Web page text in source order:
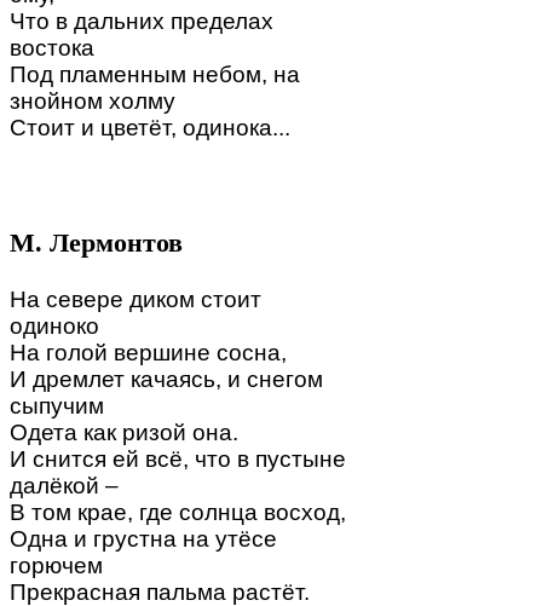
Что в дальних пределах
востока
Под пламенным небом, на
знойном холму
Стоит и цветёт, одинока...
М. Лермонтов
На севере диком стоит
одиноко
На голой вершине сосна,
И дремлет качаясь, и снегом
сыпучим
Одета как ризой она.
И снится ей всё, что в пустыне
далёкой –
В том крае, где солнца восход,
Одна и грустна на утёсе
горючем
Прекрасная пальма растёт.